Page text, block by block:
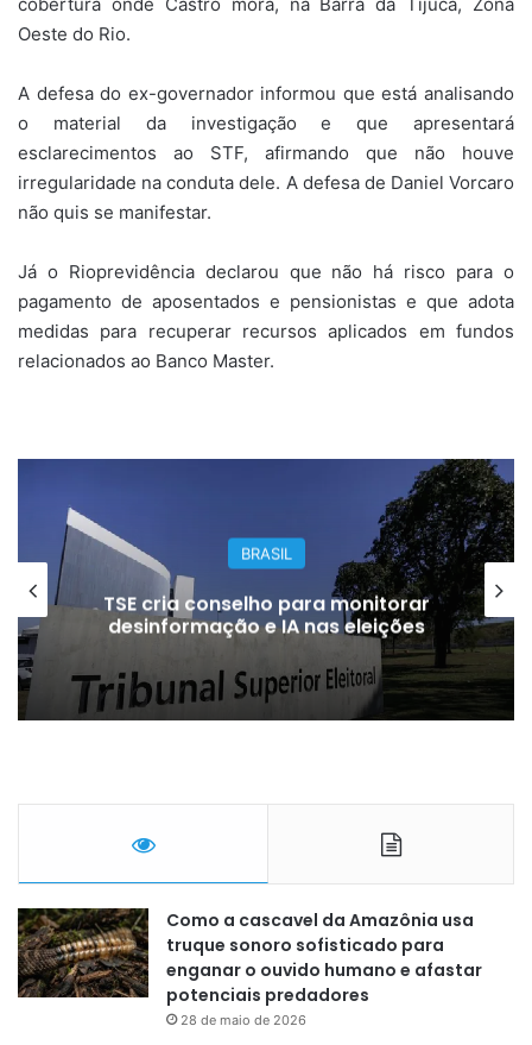
Oeste do Rio.
A defesa do ex-governador informou que está analisando
o material da investigação e que apresentará
esclarecimentos ao STF, afirmando que não houve
irregularidade na conduta dele. A defesa de Daniel Vorcaro
não quis se manifestar.
Já o Rioprevidência declarou que não há risco para o
pagamento de aposentados e pensionistas e que adota
medidas para recuperar recursos aplicados em fundos
relacionados ao Banco Master.
BRASIL
TSE cria conselho para monitorar
desinformação e IA nas eleições
Como a cascavel da Amazônia usa
truque sonoro sofisticado para
enganar o ouvido humano e afastar
potenciais predadores
28 de maio de 2026